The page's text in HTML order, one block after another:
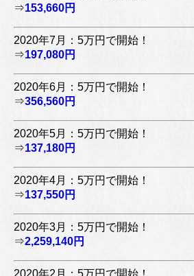
⇒153,660円
2020年7月：5万円で開始！
⇒197,080円
2020年6月：5万円で開始！
⇒356,560円
2020年5月：5万円で開始！
⇒137,180円
2020年4月：5万円で開始！
⇒137,550円
2020年3月：5万円で開始！
⇒2,259,140円
2020年2月：5万円で開始！